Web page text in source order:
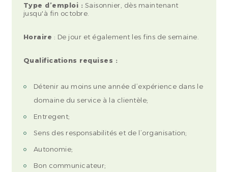
Type d’emploi : Saisonnier, dès maintenant
jusqu'à fin octobre.
Horaire : De jour et également les fins de semaine.
Qualifications requises :
Détenir au moins une année d’expérience dans le
domaine du service à la clientèle;
Entregent;
Sens des responsabilités et de l’organisation;
Autonomie;
Bon communicateur;